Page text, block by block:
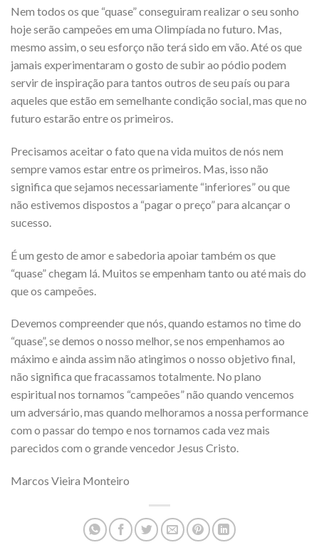
Nem todos os que “quase” conseguiram realizar o seu sonho
hoje serão campeões em uma Olimpíada no futuro. Mas,
mesmo assim, o seu esforço não terá sido em vão. Até os que
jamais experimentaram o gosto de subir ao pódio podem
servir de inspiração para tantos outros de seu país ou para
aqueles que estão em semelhante condição social, mas que no
futuro estarão entre os primeiros.
Precisamos aceitar o fato que na vida muitos de nós nem
sempre vamos estar entre os primeiros. Mas, isso não
significa que sejamos necessariamente “inferiores” ou que
não estivemos dispostos a “pagar o preço” para alcançar o
sucesso.
É um gesto de amor e sabedoria apoiar também os que
“quase” chegam lá. Muitos se empenham tanto ou até mais do
que os campeões.
Devemos compreender que nós, quando estamos no time do
“quase”, se demos o nosso melhor, se nos empenhamos ao
máximo e ainda assim não atingimos o nosso objetivo final,
não significa que fracassamos totalmente. No plano
espiritual nos tornamos “campeões” não quando vencemos
um adversário, mas quando melhoramos a nossa performance
com o passar do tempo e nos tornamos cada vez mais
parecidos com o grande vencedor Jesus Cristo.
Marcos Vieira Monteiro